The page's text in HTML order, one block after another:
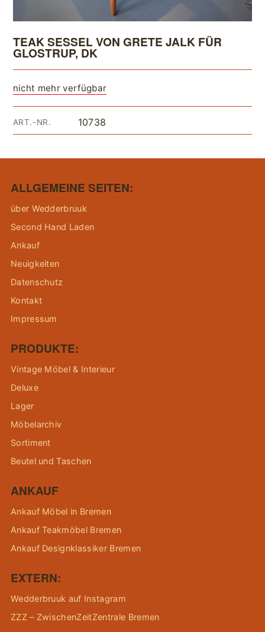
TEAK SESSEL VON GRETE JALK FÜR
GLOSTRUP, DK
nicht mehr verfügbar
ART.-NR. 10738
ALLGEMEINE SEITEN:
über Wedderbruuk
Second Hand Laden
Ankauf
Neuigkeiten
Datenschutz
Kontakt
Impressum
PRODUKTE:
Vintage Möbel & Interieur
Deluxe
Lager
Möbelarchiv
Sortiment
Beutel und Taschen
ANKAUF
Ankauf Möbel in Bremen
Ankauf Teakmöbel Bremen
Ankauf Designklassiker Bremen
EXTERN:
Wedderbruuk auf Instagram
ZZZ – ZwischenZeitZentrale Bremen